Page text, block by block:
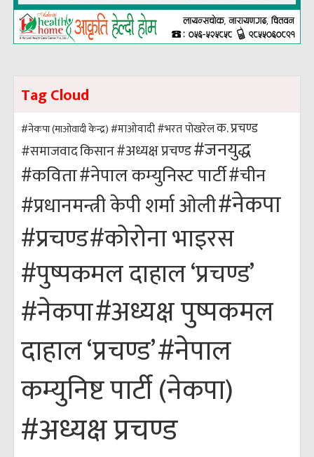
Tag Cloud
#नेकपा (माओवादी केन्द्र) #माओवादी#भरत पोखरेलक. प्रचण्ड
#समाजवादकिसान#अध्यक्ष प्रचण्ड#जनयुद्ध
#कविता#नेपाल कम्युनिस्ट पार्टी#चीन
#प्रधानमन्त्री केपी शर्मा ओली#नेकपा
#प्रचण्ड#कोरोना भाइरस
#पुष्पकमल दाहाल ‘प्रचण्ड’
#नेकपा#अध्यक्ष पुष्पकमल
दाहाल ‘प्रचण्ड’#नेपाल
कम्युनिष्ट पार्टी (नेकपा)
#अध्यक्ष प्रचण्ड